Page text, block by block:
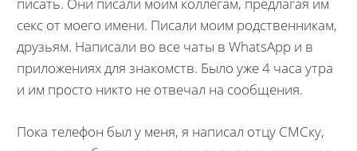
писать. Они писали моим коллегам, предлагая им
секс от моего имени. Писали моим родственникам,
друзьям. Написали во все чаты в WhatsApp и в
приложениях для знакомств. Было уже 4 часа утра
и им просто никто не отвечал на сообщения.
Пока телефон был у меня, я написал отцу СМСку,